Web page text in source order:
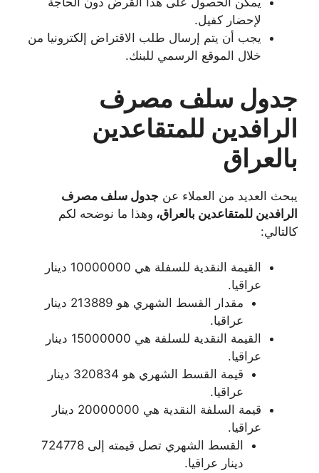
لإحضار كفيل.
يجب أن يتم إرسال طلب الاقتراض إلكترونيا من
خلال الموقع الرسمي للبنك.
جدول سلف مصرف
الرافدين للمتقاعدين
بالعراق
يبحث العديد من العملاء عن جدول سلف مصرف
الرافدين للمتقاعدين بالعراق، وهذا ما نوضحه لكم
كالتالي:
القيمة النقدية للسفلة هي 10000000 دينار
عراقيا.
مقدار القسط الشهري هو 213889 دينار
عراقيا.
القيمة النقدية للسلفة هي 15000000 دينار
عراقيا.
قيمة القسط الشهري هو 320834 دينار
عراقيا.
قيمة السلفة النقدية هي 20000000 دينار
عراقيا.
القسط الشهري تصل قيمته إلى 724778
دينار عراقيا.